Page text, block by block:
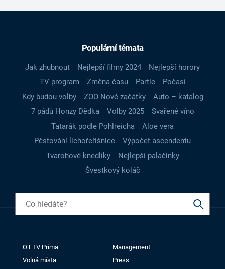
Populární témata
Jak zhubnout Nejlepší filmy 2024
Nejlepší horory
TV program
Změna času Partie
Počasí
Kdy budou volby
ZOO Nové začátky
Auto – katalog
7 pádů Honzy Dědka
Volby 2025
Svařené víno
Tatarák podle Pohlreicha
Aloe vera
Pěstování lichořeřišnice
Výpočet ascendentu
Tvarohové knedlíky
Nejlepší palačinky
Švestkový koláč
O FTV Prima
Management
Volná místa
Press